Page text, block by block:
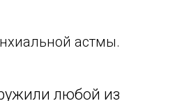
астмы.
любой из